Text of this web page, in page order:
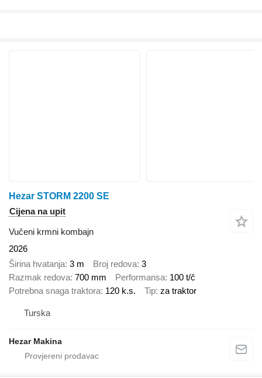
Hezar STORM 2200 SE
Cijena na upit
Vučeni krmni kombajn
2026
Širina hvatanja 3 m Broj redova 3
Razmak redova 700 mm Performansa 100 t/č
Potrebna snaga traktora 120 k.s. Tip za traktor
Turska
Hezar Makina